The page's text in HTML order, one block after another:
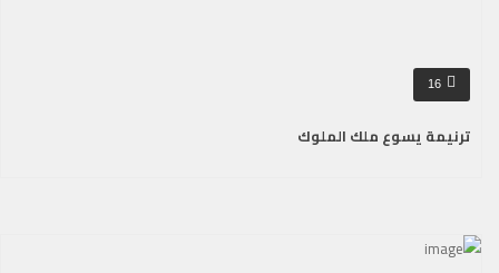
16
ترنيمة يسوع ملك الملوك